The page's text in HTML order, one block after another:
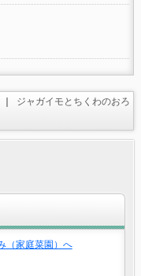
｜ ジャガイモとちくわのおろ